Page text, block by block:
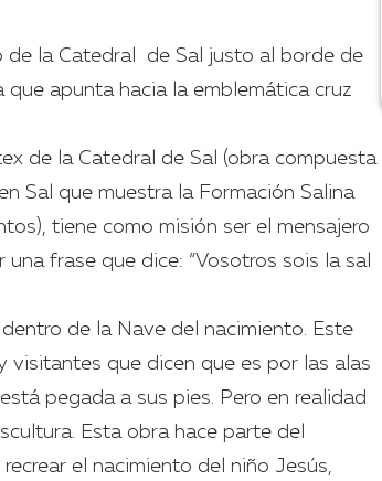
de la Catedral de Sal justo al borde de
que apunta hacia la emblemática cruz
de la Catedral de Sal (obra compuesta
Sal que muestra la Formación Salina
tiene como misión ser el mensajero
frase que dice: “Vosotros sois la sal
de la Nave del nacimiento. Este
visitantes que dicen que es por las alas
pegada a sus pies. Pero en realidad
Esta obra hace parte del
el nacimiento del niño Jesús,